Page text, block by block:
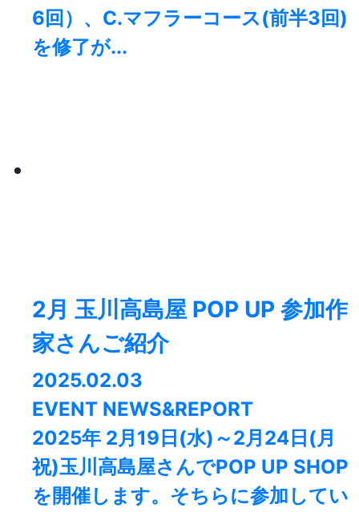
6回）、C.マフラーコース(前半3回)
を修了が...
2月 玉川高島屋 POP UP 参加作
家さんご紹介
2025.02.03
EVENT NEWS&REPORT
2025年 2月19日(水)～2月24日(月
祝)玉川高島屋さんでPOP UP SHOP
を開催します。そちらに参加してい